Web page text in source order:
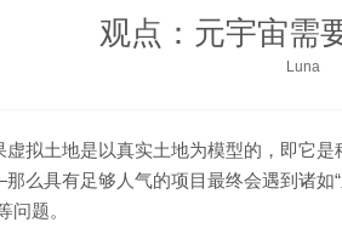
观点：元宇宙需
Luna
虚拟土地是以真实土地为模型的，即它
么具有足够人气的项目最终会遇到诸如
问题。